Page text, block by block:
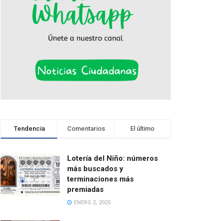
Tendencia Comentarios El último
Lotería del Niño: números
más buscados y
terminaciones más
premiadas
ENERO 2, 2025